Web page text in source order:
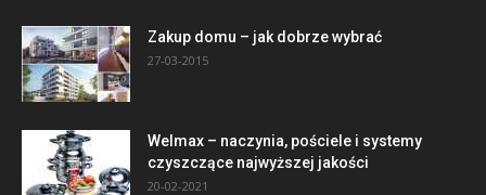
Zakup domu – jak dobrze wybrać
27-03-2015
Welmax – naczynia, pościele i systemy
czyszczące najwyższej jakości
20-02-2021